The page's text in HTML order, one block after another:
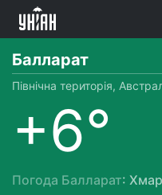
Балларат
Північна територія,
+6°
Погода Балларат: